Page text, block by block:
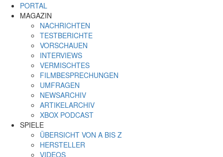
PORTAL
MAGAZIN
NACHRICHTEN
TESTBERICHTE
VORSCHAUEN
INTERVIEWS
VERMISCHTES
FILMBESPRECHUNGEN
UMFRAGEN
NEWSARCHIV
ARTIKELARCHIV
XBOX PODCAST
SPIELE
ÜBERSICHT VON A BIS Z
HERSTELLER
VIDEOS